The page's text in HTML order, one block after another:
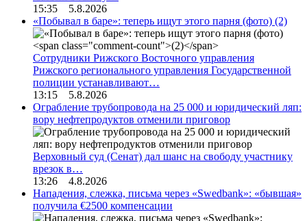
15:35 5.8.2026
«Побывал в баре»: теперь ищут этого парня (фото) (2)
Сотрудники Рижского Восточного управления
Рижского регионального управления Государственной
полиции устанавливают…
13:15 5.8.2026
Ограбление трубопровода на 25 000 и юридический ляп:
вору нефтепродуктов отменили приговор
Верховный суд (Сенат) дал шанс на свободу участнику
врезок в…
13:26 4.8.2026
Нападения, слежка, письма через «Swedbank»: «бывшая»
получила €2500 компенсации